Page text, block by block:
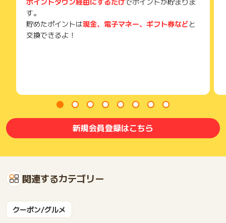
す。
貯めたポイントは現金、電子マネー、ギフト券などと
交換できるよ！
新規会員登録はこちら
関連するカテゴリー
クーポン/グルメ